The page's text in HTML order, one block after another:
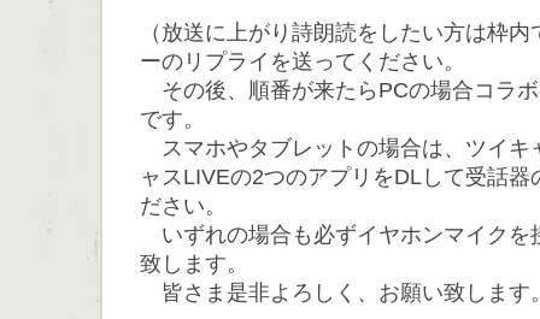
（放送に上がり詩朗読をしたい方は枠
ーのリプライを送ってください。
その後、順番が来たらPCの場合コラ
です。
スマホやタブレットの場合は、ツイキ
ャスLIVEの2つのアプリをDLして受話
ださい。
いずれの場合も必ずイヤホンマイクを
致します。
皆さま是非よろしく、お願い致します